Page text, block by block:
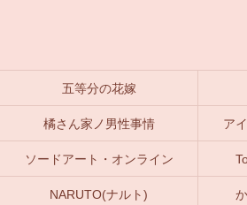
五等分の花嫁
橘さん家ノ男性事情 ア
ソードアート・オンライン
NARUTO(ナルト)